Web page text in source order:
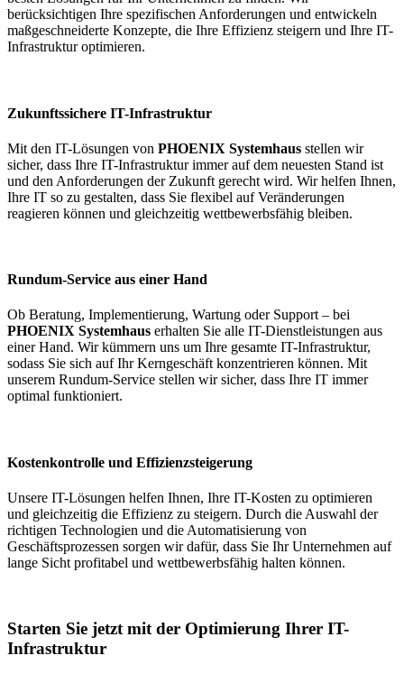
berücksichtigen Ihre spezifischen Anforderungen und entwickeln
maßgeschneiderte Konzepte, die Ihre Effizienz steigern und Ihre IT-
Infrastruktur optimieren.
Zukunftssichere IT-Infrastruktur
Mit den IT-Lösungen von PHOENIX Systemhaus stellen wir
sicher, dass Ihre IT-Infrastruktur immer auf dem neuesten Stand ist
und den Anforderungen der Zukunft gerecht wird. Wir helfen Ihnen,
Ihre IT so zu gestalten, dass Sie flexibel auf Veränderungen
reagieren können und gleichzeitig wettbewerbsfähig bleiben.
Rundum-Service aus einer Hand
Ob Beratung, Implementierung, Wartung oder Support – bei
PHOENIX Systemhaus erhalten Sie alle IT-Dienstleistungen aus
einer Hand. Wir kümmern uns um Ihre gesamte IT-Infrastruktur,
sodass Sie sich auf Ihr Kerngeschäft konzentrieren können. Mit
unserem Rundum-Service stellen wir sicher, dass Ihre IT immer
optimal funktioniert.
Kostenkontrolle und Effizienzsteigerung
Unsere IT-Lösungen helfen Ihnen, Ihre IT-Kosten zu optimieren
und gleichzeitig die Effizienz zu steigern. Durch die Auswahl der
richtigen Technologien und die Automatisierung von
Geschäftsprozessen sorgen wir dafür, dass Sie Ihr Unternehmen auf
lange Sicht profitabel und wettbewerbsfähig halten können.
Starten Sie jetzt mit der Optimierung Ihrer IT-
Infrastruktur